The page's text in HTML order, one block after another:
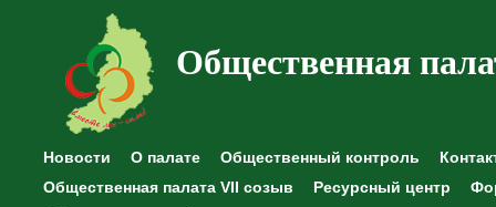
Общественная
Новости О палате Общественный контроль
Общественная палата VII созыв
Ресурсный центр